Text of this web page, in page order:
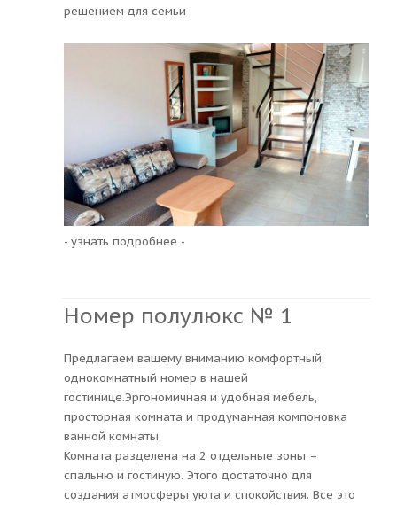
решением для семьи
- узнать подробнее -
Номер полулюкс № 1
Предлагаем вашему вниманию комфортный
однокомнатный номер в нашей
гостинице.Эргономичная и удобная мебель,
просторная комната и продуманная компоновка
ванной комнаты
Комната разделена на 2 отдельные зоны –
спальню и гостиную. Этого достаточно для
создания атмосферы уюта и спокойствия. Все это